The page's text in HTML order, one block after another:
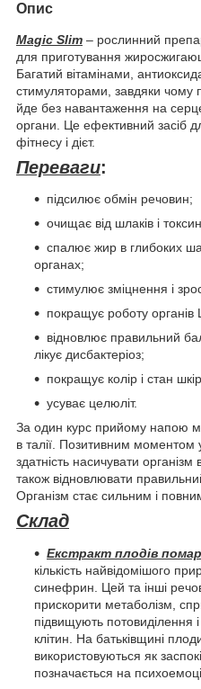
Опис
Magic Slim – рослинний
для приготування
Багатий вітамінами,
стимуляторами, завдяки чому
йде без навантаження на
органи. Це ефективний засіб
фітнесу і дієт.
Переваги:
підсилює обмін речовин;
очищає від шлаків і
спалює жир в глибоких
органах;
стимулює зміцнення і
покращує роботу
відновлює правильний
лікує дисбактеріоз;
покращує колір і стан
усуває целюліт.
За один курс прийому напою
в талії. Позитивним моментом
здатність насичувати
також відновлювати
Організм стає сильним і
Склад
Екстракт плодів
кількість найвідомішого
синефрин. Цей та інші
прискорити метаболізм,
підвищують потовиділення
клітин. На батьківщині
використовуються як
позначається на